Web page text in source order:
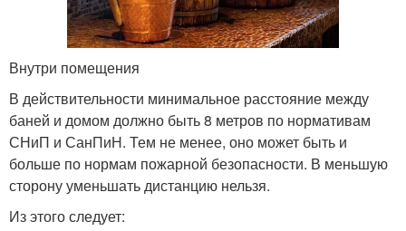
Внутри помещения
В действительности минимальное расстояние между
баней и домом должно быть 8 метров по нормативам
СНиП и СанПиН. Тем не менее, оно может быть и
больше по нормам пожарной безопасности. В меньшую
сторону уменьшать дистанцию нельзя.
Из этого следует: